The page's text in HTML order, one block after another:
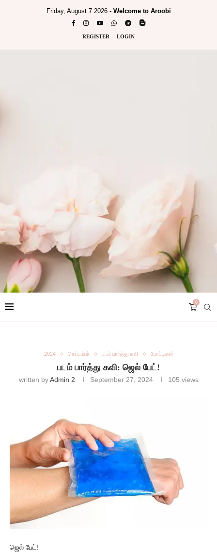
Friday, August 7 2026 - Welcome to Aroobi
REGISTER LOGIN
0
2024 செப்டம்பர் படம் பார்த்து கவி போட்டிகள்
படம் பார்த்து கவி: ஜெல் பேட்!
written byAdmin 2 September 27, 2024 105 views
ஜெல் பேட்!